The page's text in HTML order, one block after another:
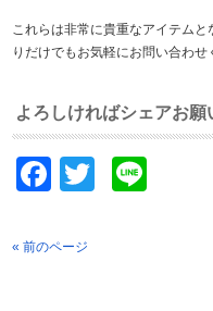
これらは非常に貴重なアイテム
りだけでもお気軽にお問い合わせ
よろしければシェアお願
Facebook
Twitter
« 前のページ